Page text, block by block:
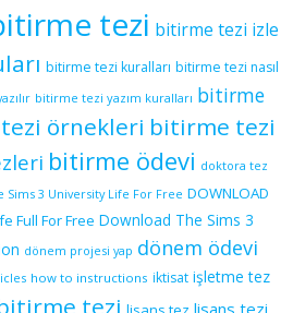
tezi bitirme tezi izle
bitirme tezi kuralları bitirme tezi nasıl
bitirme tezi yazım kuralları bitirme
örnekleri bitirme tezi
bitirme ödevi doktora tez
Sims 3 University Life For Free DOWNLOAD
Full For Free Download The Sims 3
dönem projesi yap dönem ödevi
how to instructions iktisat işletme tez
tezi lisans tezi